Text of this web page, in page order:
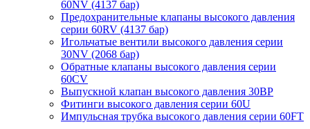
60NV (4137 бар)
Предохранительные клапаны высокого давления
серии 60RV (4137 бар)
Игольчатые вентили высокого давления серии
30NV (2068 бар)
Обратные клапаны высокого давления серии
60CV
Выпускной клапан высокого давления 30BP
Фитинги высокого давления серии 60U
Импульсная трубка высокого давления серии 60FT